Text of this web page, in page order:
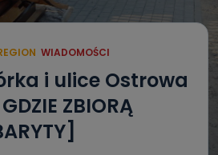
WIADOMOŚCI
i ulice Ostrowa
ZBIORĄ